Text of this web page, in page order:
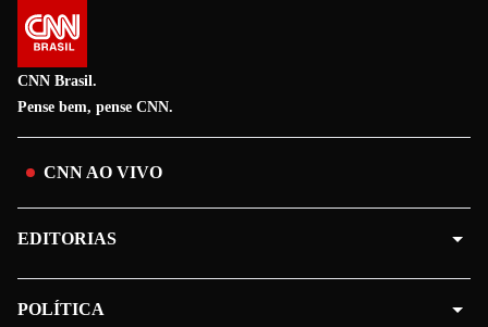
CNN Brasil.
Pense bem, pense CNN.
CNN AO VIVO
EDITORIAS
POLÍTICA